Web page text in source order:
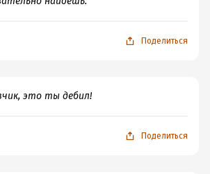
Поделиться
это ты дебил!
Поделиться